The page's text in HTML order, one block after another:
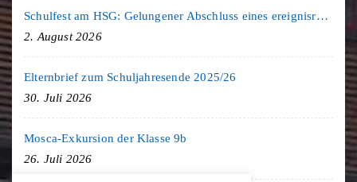
Schulfest am HSG: Gelungener Abschluss eines ereignisreichen Schuljahres
2. August 2026
Elternbrief zum Schuljahresende 2025/26
30. Juli 2026
Mosca-Exkursion der Klasse 9b
26. Juli 2026